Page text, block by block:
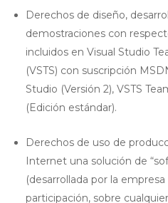
Derechos de diseño,
demostraciones con
incluidos en Visual Studio
(VSTS) con suscripción
Studio (Versión 2), VSTS
(Edición estándar).
Derechos de uso de
Internet una solución de
(desarrollada por la
participación, sobre